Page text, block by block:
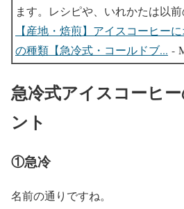
ます。レシピや、いれかたは以
【産地・焙煎】アイスコーヒー
の種類【急冷式・コールドブ... -
急冷式アイスコーヒ
ント
①急冷
名前の通りですね。